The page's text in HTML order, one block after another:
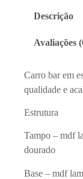
Descrição
Avaliações
Carro bar em
qualidade e
Estrutura
Tampo – mdf
dourado
Base – mdf